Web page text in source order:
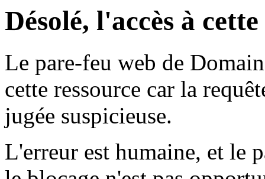
Désolé, l'accès à
Le pare-feu web de
cette ressource car la
jugée suspicieuse.
L'erreur est humaine, et le